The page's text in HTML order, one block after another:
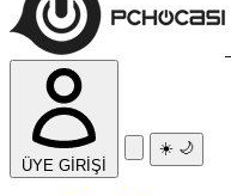
ÜYE GİRİŞİ
☀️ 🌙